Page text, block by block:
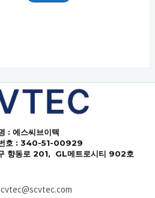
: 에스씨브이텍
번호 : 340-51-00929
향동로 201, GL메트로시티 902호